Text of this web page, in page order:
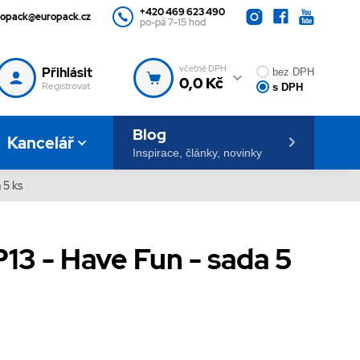
+420 469 623 490
po-pá 7-15 hod
Přihlásit
Registrovat
včetně DPH
0,0 Kč
bez DPH
s DPH
Kancelář Blog
Inspirace, články, novinky
5 ks
- Have Fun - sada 5